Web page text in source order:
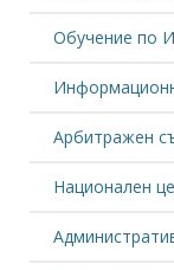
Обучение по
Арбитражен
Национален